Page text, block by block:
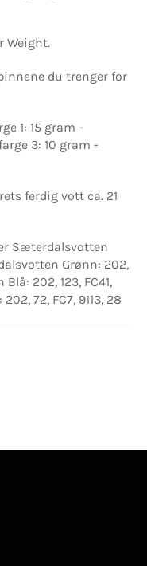
Weight.
du trenger for
1: 15 gram -
3: 10 gram -
ferdig vott ca. 21
Sæterdalsvotten
Grønn: 202,
202, 123, FC41,
72, FC7, 9113, 28